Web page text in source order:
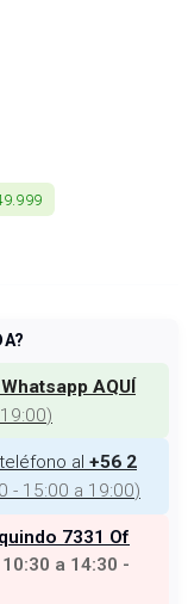
Whatsapp AQUÍ
)
al +56 2
- 15:00 a 19:00)
7331 Of
a 14:30 -